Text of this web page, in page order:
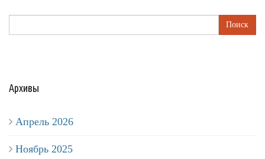
Поиск
Архивы
Апрель 2026
Ноябрь 2025